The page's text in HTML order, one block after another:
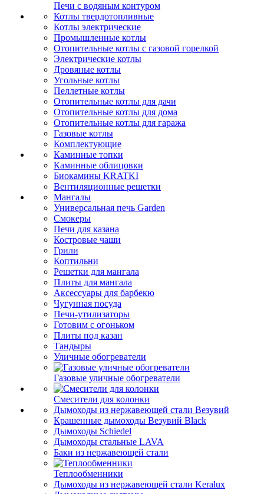
Печи с водяным контуром
Котлы твердотопливные
Котлы электрические
Промышленные котлы
Отопительные котлы с газовой горелкой
Электрические котлы
Дровяные котлы
Угольные котлы
Пеллетные котлы
Отопительные котлы для дачи
Отопительные котлы для дома
Отопительные котлы для гаража
Газовые котлы
Комплектующие
Каминные топки
Каминные облицовки
Биокамины KRATKI
Вентиляционные решетки
Мангалы
Универсальная печь Garden
Смокеры
Печи для казана
Костровые чаши
Грили
Коптильни
Решетки для мангала
Плиты для мангала
Аксессуары для барбекю
Чугунная посуда
Печи-утилизаторы
Готовим с огоньком
Плиты под казан
Тандыры
Уличные обогреватели
Газовые уличные обогреватели
Смесители для колонки
Дымоходы из нержавеющей стали Везувий
Крашенные дымоходы Везувий Black
Дымоходы Schiedel
Дымоходы стальные LAVA
Баки из нержавеющей стали
Теплообменники
Дымоходы из нержавеющей стали Keralux